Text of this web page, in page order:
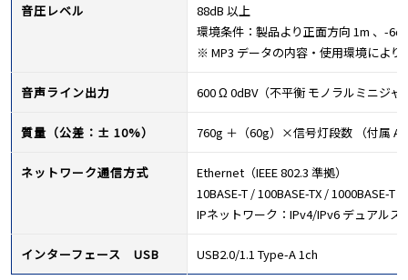
音圧レベル
88dB 以上
環境条件：製品より正面方向 1m 、-
※ MP3 データの内容・使用環境によ
音声ライン出力 600 Ω 0dBV（不平衡 モノラルミニジャ
質量（公差：± 10%） 760g ＋（60g）×信号灯段数 （付属
ネットワーク通信方式
Ethernet（IEEE 802.3 準拠）
10BASE-T / 100BASE-TX / 1000BASE-T
IPネットワーク：IPv4/IPv6 デュアルス
インターフェース USB USB2.0/1.1 Type-A 1ch